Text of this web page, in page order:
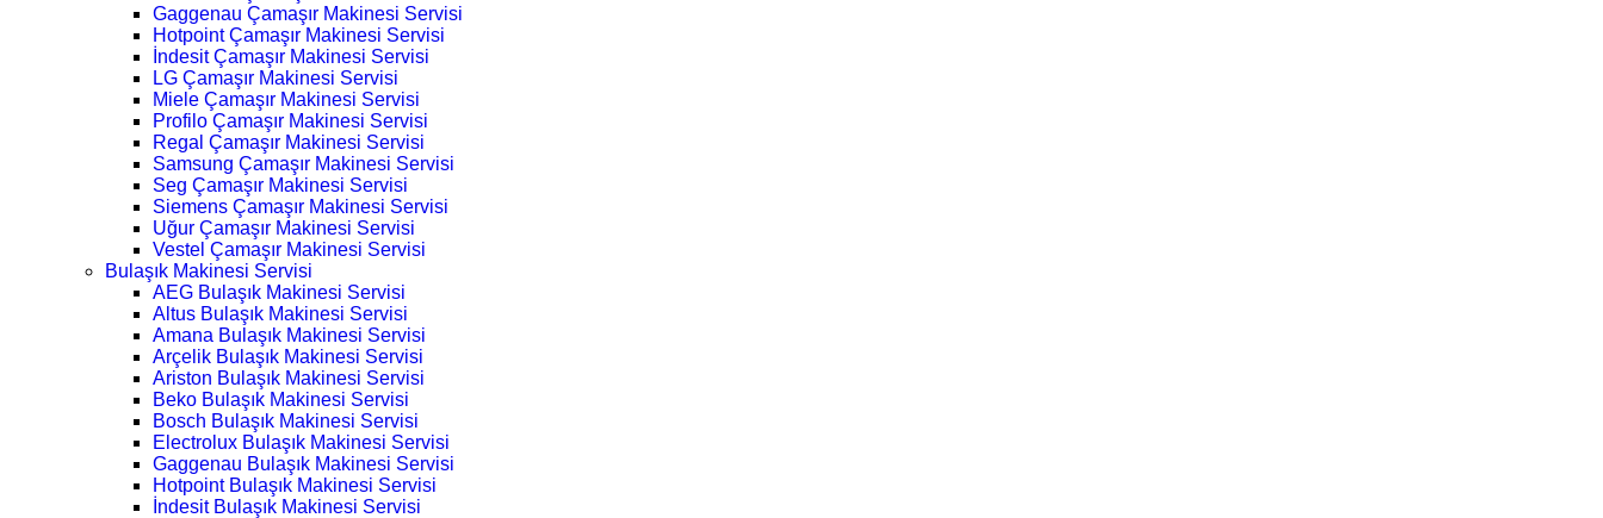
Gaggenau Çamaşır Makinesi Servisi
Hotpoint Çamaşır Makinesi Servisi
İndesit Çamaşır Makinesi Servisi
LG Çamaşır Makinesi Servisi
Miele Çamaşır Makinesi Servisi
Profilo Çamaşır Makinesi Servisi
Regal Çamaşır Makinesi Servisi
Samsung Çamaşır Makinesi Servisi
Seg Çamaşır Makinesi Servisi
Siemens Çamaşır Makinesi Servisi
Uğur Çamaşır Makinesi Servisi
Vestel Çamaşır Makinesi Servisi
Bulaşık Makinesi Servisi
AEG Bulaşık Makinesi Servisi
Altus Bulaşık Makinesi Servisi
Amana Bulaşık Makinesi Servisi
Arçelik Bulaşık Makinesi Servisi
Ariston Bulaşık Makinesi Servisi
Beko Bulaşık Makinesi Servisi
Bosch Bulaşık Makinesi Servisi
Electrolux Bulaşık Makinesi Servisi
Gaggenau Bulaşık Makinesi Servisi
Hotpoint Bulaşık Makinesi Servisi
İndesit Bulaşık Makinesi Servisi